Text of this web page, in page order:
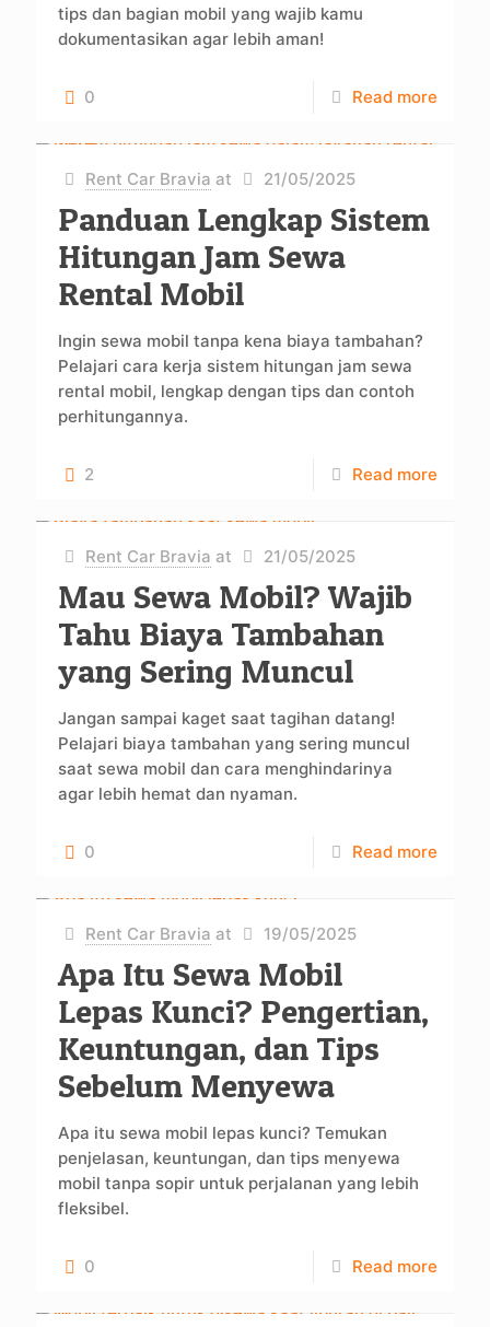
tips dan bagian mobil yang wajib kamu
dokumentasikan agar lebih aman!
0 Read more
Rent Car Bravia at 21/05/2025
Panduan Lengkap Sistem
Hitungan Jam Sewa
Rental Mobil
Ingin sewa mobil tanpa kena biaya tambahan?
Pelajari cara kerja sistem hitungan jam sewa
rental mobil, lengkap dengan tips dan contoh
perhitungannya.
2 Read more
Rent Car Bravia at 21/05/2025
Mau Sewa Mobil? Wajib
Tahu Biaya Tambahan
yang Sering Muncul
Jangan sampai kaget saat tagihan datang!
Pelajari biaya tambahan yang sering muncul
saat sewa mobil dan cara menghindarinya
agar lebih hemat dan nyaman.
0 Read more
Rent Car Bravia at 19/05/2025
Apa Itu Sewa Mobil
Lepas Kunci? Pengertian,
Keuntungan, dan Tips
Sebelum Menyewa
Apa itu sewa mobil lepas kunci? Temukan
penjelasan, keuntungan, dan tips menyewa
mobil tanpa sopir untuk perjalanan yang lebih
fleksibel.
0 Read more